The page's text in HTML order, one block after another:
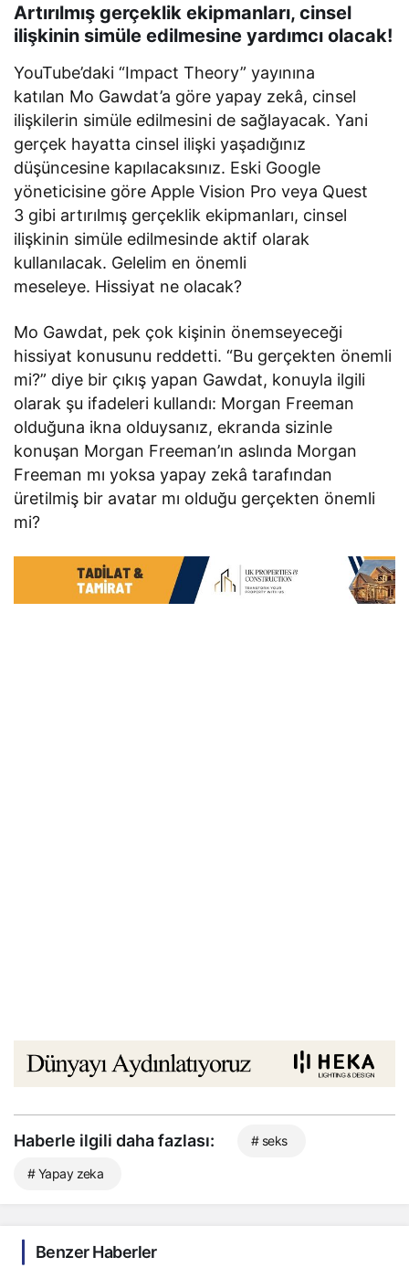
Artırılmış gerçeklik ekipmanları, cinsel
ilişkinin simüle edilmesine yardımcı olacak!
YouTube’daki “Impact Theory” yayınına
katılan Mo Gawdat’a göre yapay zekâ, cinsel
ilişkilerin simüle edilmesini de sağlayacak. Yani
gerçek hayatta cinsel ilişki yaşadığınız
düşüncesine kapılacaksınız. Eski Google
yöneticisine göre Apple Vision Pro veya Quest
3 gibi artırılmış gerçeklik ekipmanları, cinsel
ilişkinin simüle edilmesinde aktif olarak
kullanılacak. Gelelim en önemli
meseleye. Hissiyat ne olacak?
Mo Gawdat, pek çok kişinin önemseyeceği
hissiyat konusunu reddetti. “Bu gerçekten önemli
mi?” diye bir çıkış yapan Gawdat, konuyla ilgili
olarak şu ifadeleri kullandı: Morgan Freeman
olduğuna ikna olduysanız, ekranda sizinle
konuşan Morgan Freeman’ın aslında Morgan
Freeman mı yoksa yapay zekâ tarafından
üretilmiş bir avatar mı olduğu gerçekten önemli
mi?
Haberle ilgili daha fazlası: # seks
# Yapay zeka
Benzer Haberler